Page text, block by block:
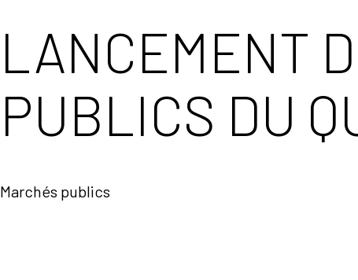
LANCEMENT
PUBLICS DU
Marchés publics